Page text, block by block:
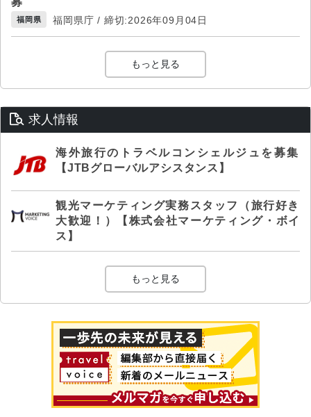
福岡県 福岡県庁 / 締切:2026年09月04日
もっと見る
求人情報
海外旅行のトラベルコンシェルジュを募集
【JTBグローバルアシスタンス】
観光マーケティング実務スタッフ（旅行好き
大歓迎！）【株式会社マーケティング・ボイ
ス】
もっと見る